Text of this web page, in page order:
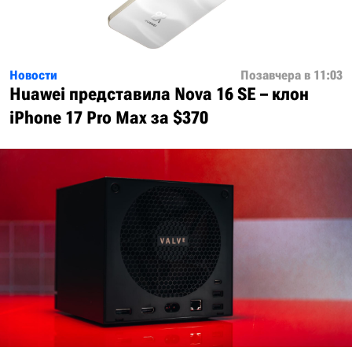
Новости Позавчера в 11:03
Huawei представила Nova 16 SE – клон
iPhone 17 Pro Max за $370